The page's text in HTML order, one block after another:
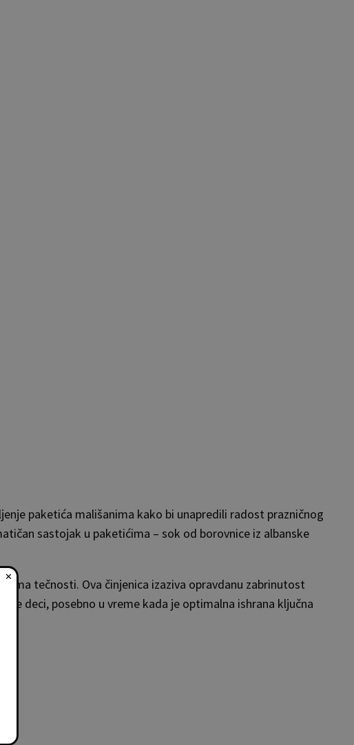
paketića mališanima kako bi unapredili radost prazničnog
sastojak u paketićima – sok od borovnice iz albanske
tečnosti. Ova činjenica izaziva opravdanu zabrinutost
deci, posebno u vreme kada je optimalna ishrana ključna
✕